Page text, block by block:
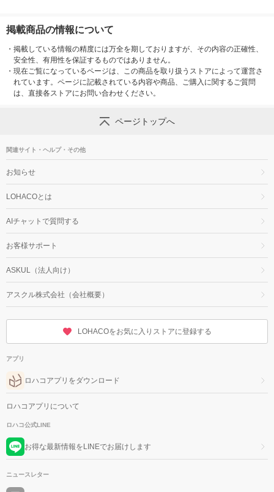
掲載商品の情報について
・ 掲載している情報の精度には万全を期しておりますが、その内容の正確性、
安全性、有用性を保証するものではありません。
・ 現在ご覧になっているページは、この商品を取り扱うストアによって運営さ
れています。ページに記載されている内容や商品、ご購入に関するご質問
は、直接各ストアにお問い合わせください。
ページトップへ
関連サイト・ヘルプ・その他
お知らせ
LOHACOとは
AIチャットで質問する
お客様サポート
ASKUL（法人向け）
アスクル株式会社（会社概要）
LOHACOをお気に入りストアに登録する
アプリ
ロハコアプリをダウンロード
ロハコアプリについて
ロハコ公式LINE
お得な最新情報をLINEでお届けします
ニュースレター